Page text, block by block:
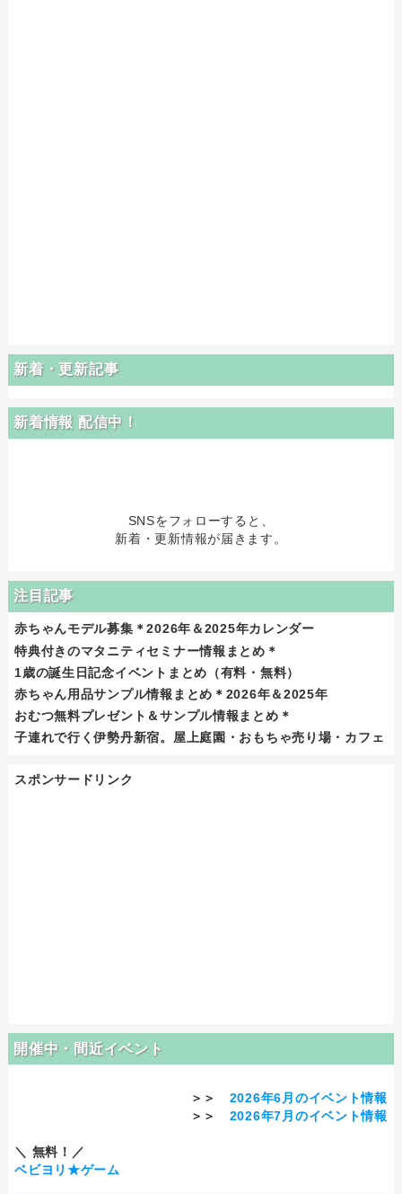
新着・更新記事
新着情報 配信中！
SNSをフォローすると、
新着・更新情報が届きます。
注目記事
赤ちゃんモデル募集＊2026年＆2025年カレンダー
特典付きのマタニティセミナー情報まとめ＊
1歳の誕生日記念イベントまとめ（有料・無料）
赤ちゃん用品サンプル情報まとめ＊2026年＆2025年
おむつ無料プレゼント＆サンプル情報まとめ＊
子連れで行く伊勢丹新宿。屋上庭園・おもちゃ売り場・カフェ
スポンサードリンク
開催中・間近イベント
＞＞ 2026年6月のイベント情報
＞＞ 2026年7月のイベント情報
＼ 無料！／
ベビヨリ★ゲーム